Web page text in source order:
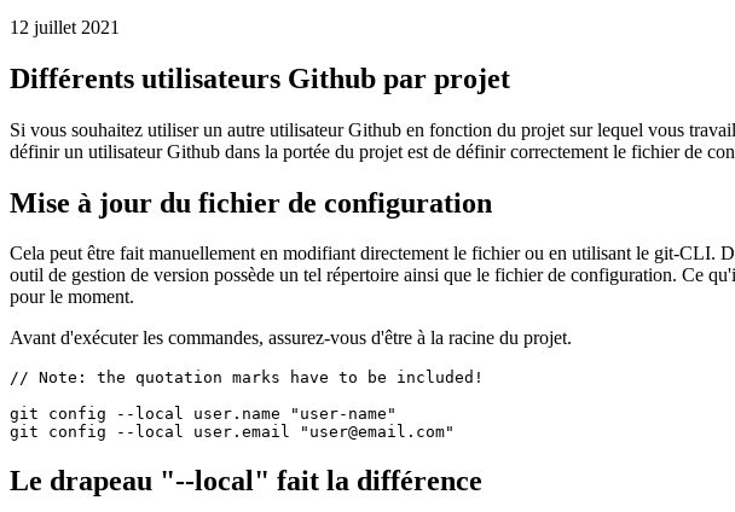
Comment utiliser un autre utilisateur Github pour différents projets
12 juillet 2021
Différents utilisateurs Github par projet
définir un utilisateur Github dans la portée du projet est de définir correctement le fichier de
Mise à jour du fichier de configuration
Cela peut être fait manuellement en modifiant directement le fichier ou en utilisant le git-CLI.
pour le moment.
Avant d'exécuter les commandes, assurez-vous d'être à la racine du projet.
// Note: the quotation marks have to be included!